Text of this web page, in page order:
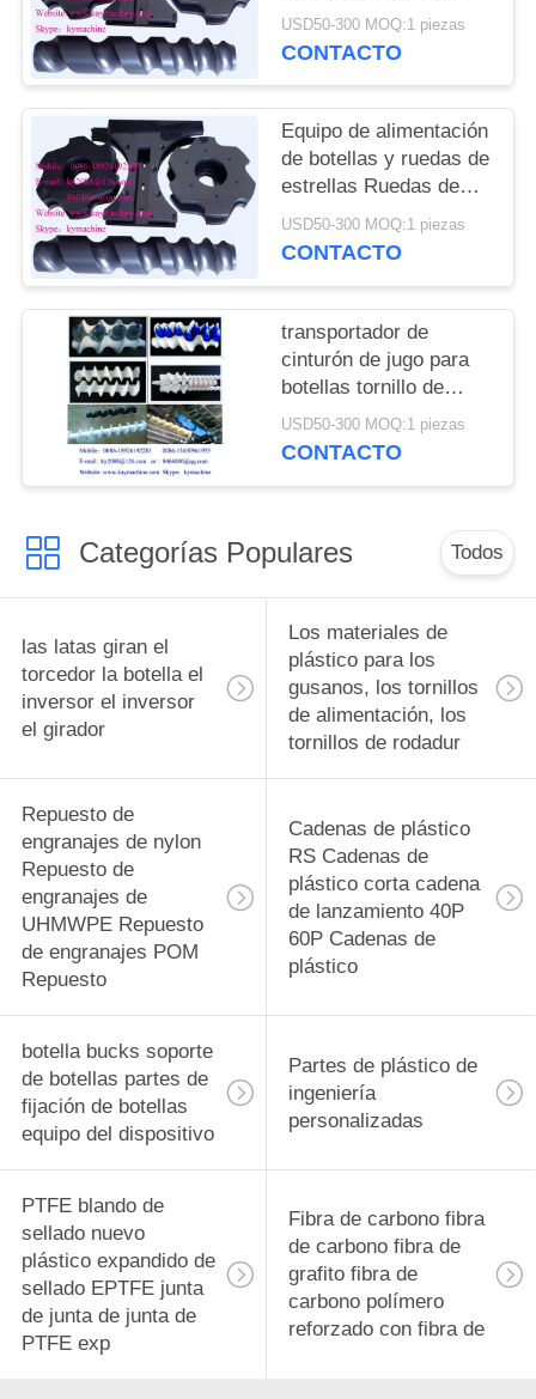
transportadora para
cerveza línea de
alimentación China
fabricante
USD50-300 MOQ:1 piezas
CONTACTO
Equipo de alimentación
de botellas y ruedas de
estrellas Ruedas de
estrellas de plástico y
engranajes de plástico
USD50-300 MOQ:1 piezas
CONTACTO
transportador de
cinturón de jugo para
botellas tornillo de
alimentación para
botellas tornillos de
equipos de
USD50-300 MOQ:1 piezas
CONTACTO
Categorías Populares Todos
las latas giran el
torcedor la botella el
inversor el inversor
el girador
Los materiales de
plástico para los
gusanos, los tornillos
de alimentación, los
tornillos de rodadur
Repuesto de
engranajes de nylon
Repuesto de
engranajes de
UHMWPE Repuesto
de engranajes POM
Repuesto
Cadenas de plástico
RS Cadenas de
plástico corta cadena
de lanzamiento 40P
60P Cadenas de
plástico
botella bucks soporte
de botellas partes de
fijación de botellas
equipo del dispositivo
Partes de plástico de
ingeniería
personalizadas
PTFE blando de
sellado nuevo
plástico expandido de
sellado EPTFE junta
de junta de junta de
PTFE exp
Fibra de carbono fibra
de carbono fibra de
grafito fibra de
carbono polímero
reforzado con fibra de